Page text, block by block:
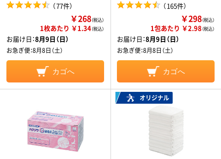
（77件）
￥268（税込）
1枚あたり ￥1.34（税込）
お届け日：8月9日（日）
お急ぎ便：8月8日（土）
カゴへ
（165件）
￥298（税込）
1包あたり ￥2.98（税込）
お届け日：8月9日（日）
お急ぎ便：8月8日（土）
カゴへ
オリジナル